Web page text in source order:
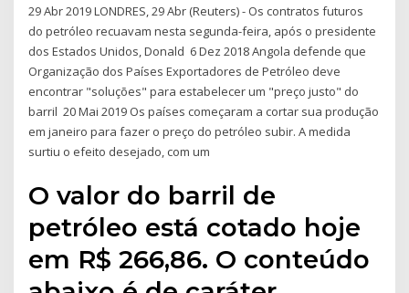
29 Abr 2019 LONDRES, 29 Abr (Reuters) - Os contratos futuros
do petróleo recuavam nesta segunda-feira, após o presidente
dos Estados Unidos, Donald 6 Dez 2018 Angola defende que
Organização dos Países Exportadores de Petróleo deve
encontrar "soluções" para estabelecer um "preço justo" do
barril 20 Mai 2019 Os países começaram a cortar sua produção
em janeiro para fazer o preço do petróleo subir. A medida
surtiu o efeito desejado, com um
O valor do barril de
petróleo está cotado hoje
em R$ 266,86. O conteúdo